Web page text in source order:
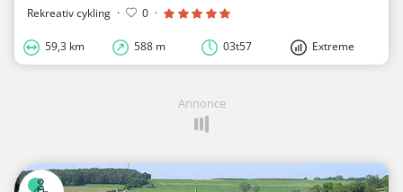
Rekreativ cykling · 0 ·
59,3 km 588 m 03t57 Extreme
Annonce